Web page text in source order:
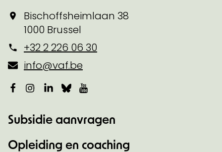
Bischoffsheimlaan 38
1000 Brussel
+32 2 226 06 30
info@vaf.be
Facebook
Instagram
LinkedIn
Bluesky
Subsidie aanvragen
Opleiding en coaching